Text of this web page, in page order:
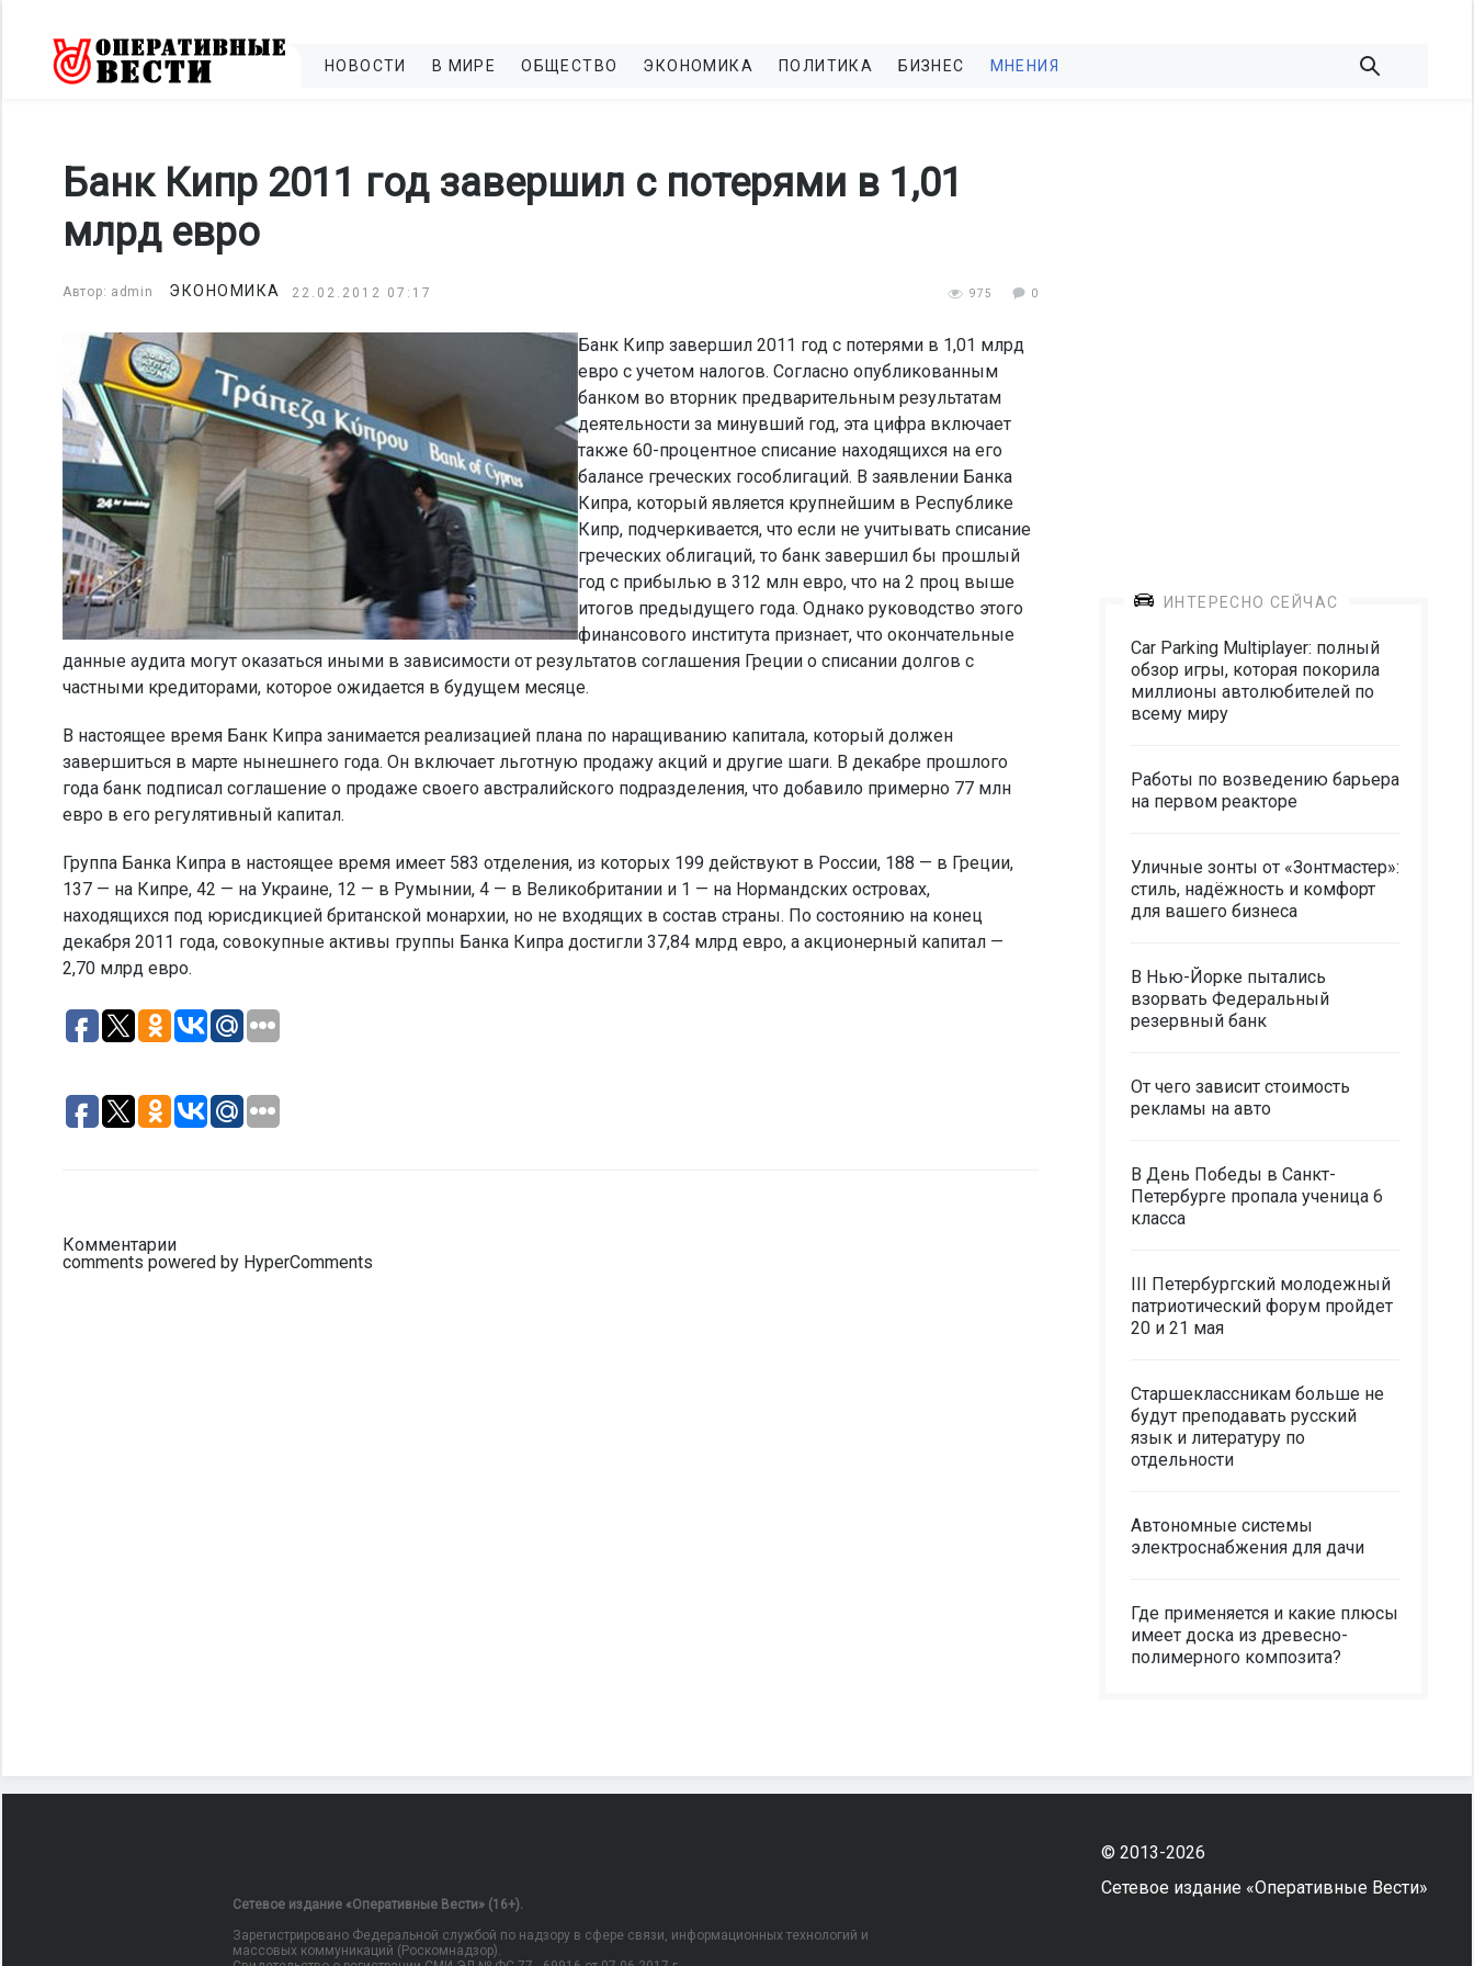
НОВОСТИ В МИРЕ ОБЩЕСТВО ЭКОНОМИКА ПОЛИТИКА БИЗНЕС МНЕНИЯ
Банк Кипр 2011 год завершил с потерями в 1,01
млрд евро
Автор: admin ЭКОНОМИКА 22.02.2012 07:17 975 0
Банк Кипр завершил 2011 год с потерями в 1,01 млрд
евро с учетом налогов. Согласно опубликованным
банком во вторник предварительным результатам
деятельности за минувший год, эта цифра включает
также 60-процентное списание находящихся на его
балансе греческих гособлигаций. В заявлении Банка
Кипра, который является крупнейшим в Республике
Кипр, подчеркивается, что если не учитывать списание
греческих облигаций, то банк завершил бы прошлый
год с прибылью в 312 млн евро, что на 2 проц выше
итогов предыдущего года. Однако руководство этого
финансового института признает, что окончательные
данные аудита могут оказаться иными в зависимости от результатов соглашения Греции о списании долгов с
частными кредиторами, которое ожидается в будущем месяце.
В настоящее время Банк Кипра занимается реализацией плана по наращиванию капитала, который должен
завершиться в марте нынешнего года. Он включает льготную продажу акций и другие шаги. В декабре прошлого
года банк подписал соглашение о продаже своего австралийского подразделения, что добавило примерно 77 млн
евро в его регулятивный капитал.
Группа Банка Кипра в настоящее время имеет 583 отделения, из которых 199 действуют в России, 188 — в Греции,
137 — на Кипре, 42 — на Украине, 12 — в Румынии, 4 — в Великобритании и 1 — на Нормандских островах,
находящихся под юрисдикцией британской монархии, но не входящих в состав страны. По состоянию на конец
декабря 2011 года, совокупные активы группы Банка Кипра достигли 37,84 млрд евро, а акционерный капитал —
2,70 млрд евро.
Комментарии
comments powered by HyperComments
ИНТЕРЕСНО СЕЙЧАС
Car Parking Multiplayer: полный
обзор игры, которая покорила
миллионы автолюбителей по
всему миру
Работы по возведению барьера
на первом реакторе
Уличные зонты от «Зонтмастер»:
стиль, надёжность и комфорт
для вашего бизнеса
В Нью-Йорке пытались
взорвать Федеральный
резервный банк
От чего зависит стоимость
рекламы на авто
В День Победы в Санкт-
Петербурге пропала ученица 6
класса
III Петербургский молодежный
патриотический форум пройдет
20 и 21 мая
Старшеклассникам больше не
будут преподавать русский
язык и литературу по
отдельности
Автономные системы
электроснабжения для дачи
Где применяется и какие плюсы
имеет доска из древесно-
полимерного композита?
Сетевое издание «Оперативные Вести» (16+).
Зарегистрировано Федеральной службой по надзору в сфере связи, информационных технологий и
массовых коммуникаций (Роскомнадзор).
© 2013-2026
Сетевое издание «Оперативные Вести»